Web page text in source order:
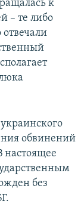
к
– те либо
обвинений
настоящее
без